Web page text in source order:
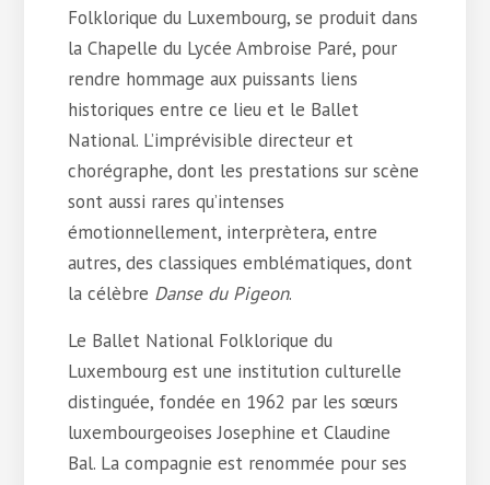
Folklorique du Luxembourg, se produit dans
la Chapelle du Lycée Ambroise Paré, pour
rendre hommage aux puissants liens
historiques entre ce lieu et le Ballet
National. L’imprévisible directeur et
chorégraphe, dont les prestations sur scène
sont aussi rares qu’intenses
émotionnellement, interprètera, entre
autres, des classiques emblématiques, dont
la célèbre Danse du Pigeon.
Le Ballet National Folklorique du
Luxembourg est une institution culturelle
distinguée, fondée en 1962 par les sœurs
luxembourgeoises Josephine et Claudine
Bal. La compagnie est renommée pour ses